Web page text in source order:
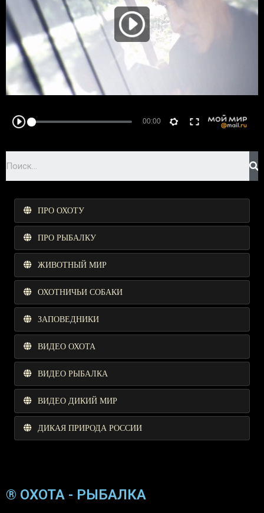
ПРО ОХОТУ
ПРО РЫБАЛКУ
ЖИВОТНЫЙ МИР
ОХОТНИЧЬИ СОБАКИ
ЗАПОВЕДНИКИ
ВИДЕО ОХОТА
ВИДЕО РЫБАЛКА
ВИДЕО ДИКИЙ МИР
ДИКАЯ ПРИРОДА РОССИИ
® ОХОТА - РЫБАЛКА